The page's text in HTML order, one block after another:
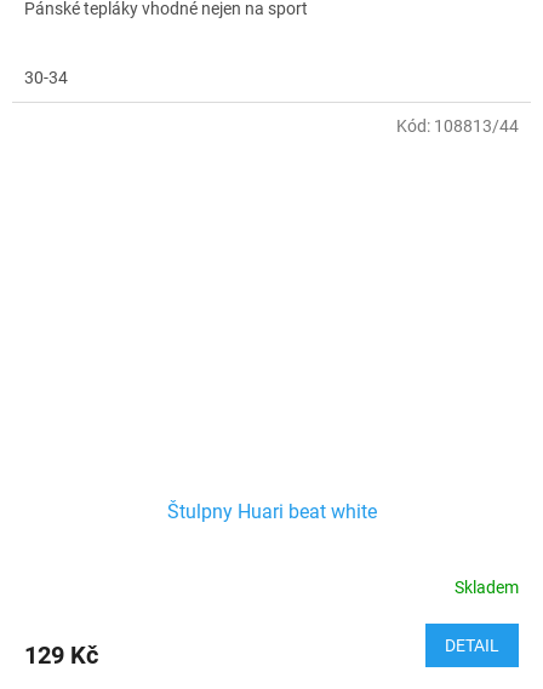
Pánské tepláky vhodné nejen na sport
30-34
Štulpny Huari beat white
Skladem
129 Kč DETAIL
Kód: 108813/44